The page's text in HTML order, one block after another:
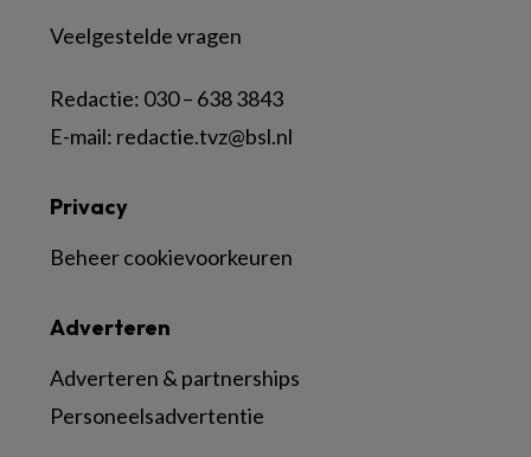
Veelgestelde vragen
Redactie: 030 – 638 3843
E-mail: redactie.tvz@bsl.nl
Adverteren
Adverteren & partnerships
Personeelsadvertentie
Privacy
Beheer cookievoorkeuren